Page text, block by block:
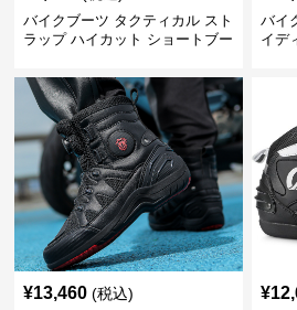
バイクブーツ タクティカル スト
ラップ ハイカット ショートブー
バイ
イデ
¥13,460 (税込) ¥